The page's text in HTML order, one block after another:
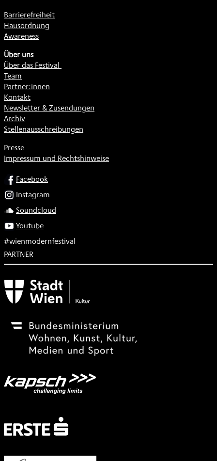
Barrierefreiheit
Hausordnung
Awareness
Über uns
Über das Festival
Team
Partner:innen
Kontakt
Newsletter & Zusendungen
Archiv
Stellenausschreibungen
Presse
Impressum und Rechtshinweise
SOCIALFacebook
Instagram
Soundcloud
Youtube
#wienmodernfestival
PARTNER
Subventionsgeber